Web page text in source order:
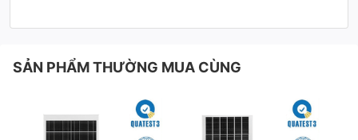
SẢN PHẨM THƯỜNG MUA CÙNG